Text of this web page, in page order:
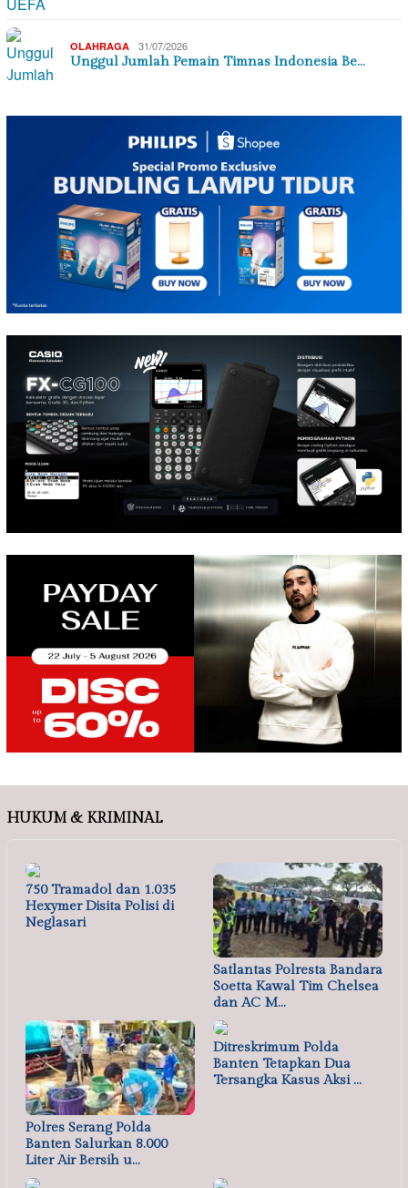
OLAHRAGA 31/07/2026
Unggul Jumlah Pemain Timnas Indonesia Be…
HUKUM & KRIMINAL
750 Tramadol dan 1.035
Hexymer Disita Polisi di
Neglasari
Satlantas Polresta Bandara
Soetta Kawal Tim Chelsea
dan AC M…
Polres Serang Polda
Banten Salurkan 8.000
Liter Air Bersih u…
Ditreskrimum Polda
Banten Tetapkan Dua
Tersangka Kasus Aksi …